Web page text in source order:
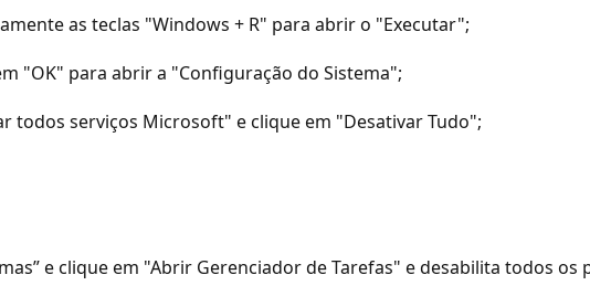
as teclas "Windows + R" para abrir o "Executar";
"OK" para abrir a "Configuração do Sistema";
todos serviços Microsoft" e clique em "Desativar Tudo";
e clique em "Abrir Gerenciador de Tarefas" e desabilita todos